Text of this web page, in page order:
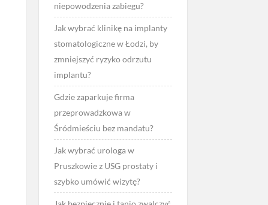
niepowodzenia zabiegu?
Jak wybrać klinikę na implanty
stomatologiczne w Łodzi, by
zmniejszyć ryzyko odrzutu
implantu?
Gdzie zaparkuje firma
przeprowadzkowa w
Śródmieściu bez mandatu?
Jak wybrać urologa w
Pruszkowie z USG prostaty i
szybko umówić wizytę?